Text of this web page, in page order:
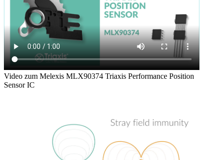
Video zum Melexis MLX90374 Triaxis Performance Position
Sensor IC